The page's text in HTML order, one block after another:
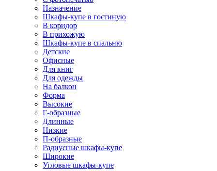
Назначение
Шкафы-купе в гостиную
В коридор
В прихожую
Шкафы-купе в спальню
Детские
Офисные
Для книг
Для одежды
На балкон
Форма
Высокие
Г-образные
Длинные
Низкие
П-образные
Радиусные шкафы-купе
Широкие
Угловые шкафы-купе